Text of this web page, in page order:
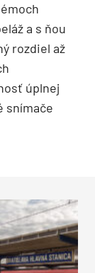
a s ňou
rozdiel až
úplnej
snímače